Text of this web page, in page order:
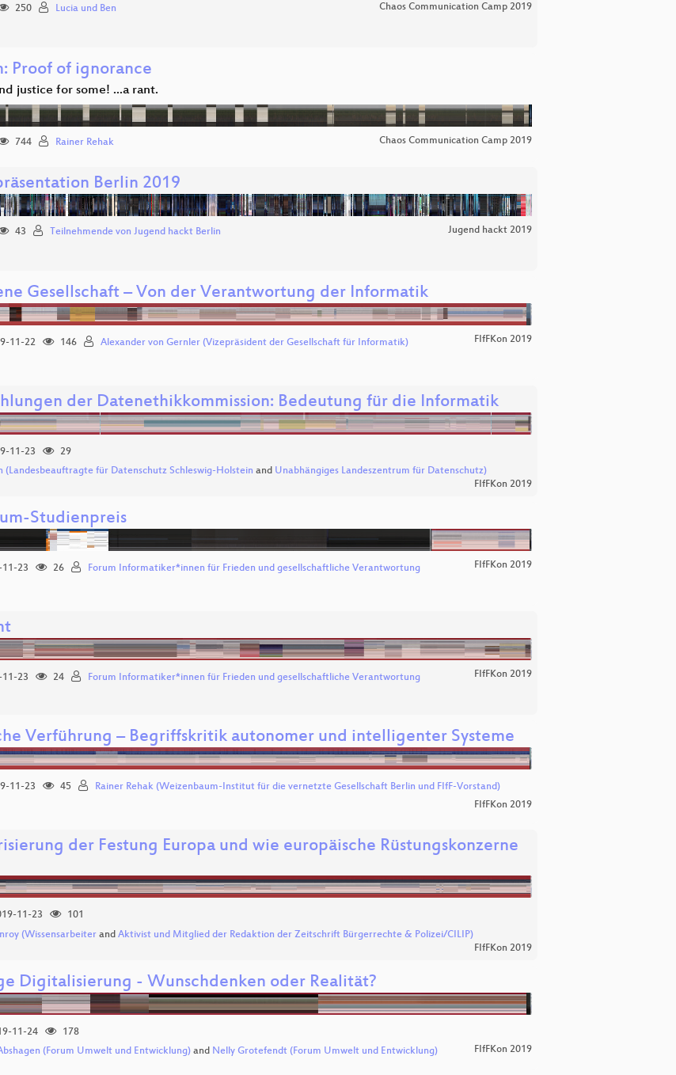
250 Lucia und Ben Chaos Communication Camp 2019
Proof of ignorance
justice for some! ...a rant.
744 Rainer Rehak Chaos Communication Camp 2019
Berlin 2019
43 Teilnehmende von Jugend hackt Berlin Jugend hackt 2019
Gesellschaft – Von der Verantwortung der Informatik
11-22 146 Alexander von Gernler (Vizepräsident der Gesellschaft für Informatik) FIfFKon 2019
der Datenethikkommission: Bedeutung für die Informatik
11-23
29
(Landesbeauftragte für Datenschutz Schleswig-Holstein and Unabhängiges Landeszentrum für Datenschutz)
FIfFKon 2019
Studienpreis
11-23 26 Forum Informatiker*innen für Frieden und gesellschaftliche Verantwortung FIfFKon 2019
11-23 24 Forum Informatiker*innen für Frieden und gesellschaftliche Verantwortung FIfFKon 2019
Verführung – Begriffskritik autonomer und intelligenter Systeme
11-23 45
Rainer Rehak (Weizenbaum-Institut für die vernetzte Gesellschaft Berlin und FIfF-Vorstand)
FIfFKon 2019
der Festung Europa und wie europäische Rüstungskonzerne
11-23
101
(Wissensarbeiter and Aktivist und Mitglied der Redaktion der Zeitschrift Bürgerrechte & Polizei/CILIP)
FIfFKon 2019
Digitalisierung - Wunschdenken oder Realität?
11-24
178
(Forum Umwelt und Entwicklung) and Nelly Grotefendt (Forum Umwelt und Entwicklung) FIfFKon 2019